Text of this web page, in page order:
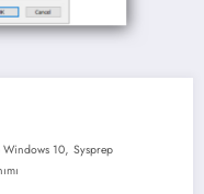
Windows 10, Sysprep